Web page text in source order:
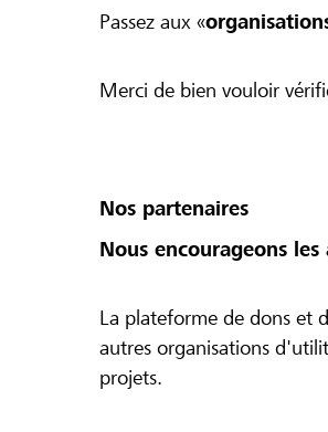
Passez aux «
Merci de bien vouloir
Nos partenaires
Nous encourageons
La plateforme de dons et
autres organisations
projets.